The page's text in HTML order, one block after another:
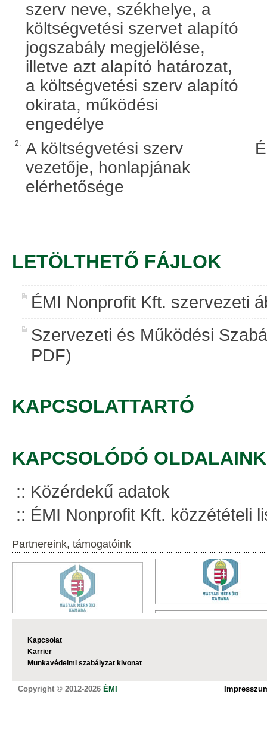
szerv neve, székhelye, a
költségvetési szervet alapító
jogszabály megjelölése,
illetve azt alapító határozat,
a költségvetési szerv alapító
okirata, működési
engedélye
2.
A költségvetési szerv
vezetője, honlapjának
elérhetősége
LETÖLTHETŐ FÁJLOK
ÉMI Nonprofit Kft. szervezeti
Szervezeti és Működési
PDF)
KAPCSOLATTARTÓ
KAPCSOLÓDÓ OLDALAINK
Közérdekű adatok
ÉMI Nonprofit Kft. közzétételi
Partnereink, támogatóink
Kapcsolat
Karrier
Munkavédelmi szabályzat kivonat
Copyright © 2012-2026 ÉMI